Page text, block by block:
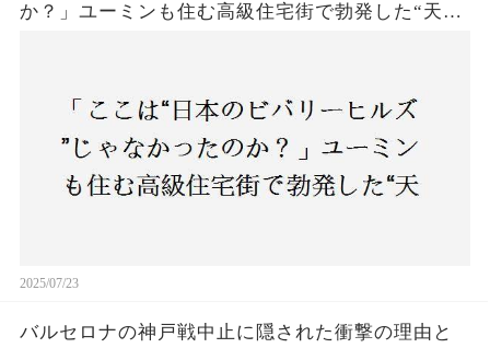
か？」ユーミンも住む高級住宅街で勃発した“天井
2025/07/23
バルセロナの神戸戦中止に隠された衝撃の理由と